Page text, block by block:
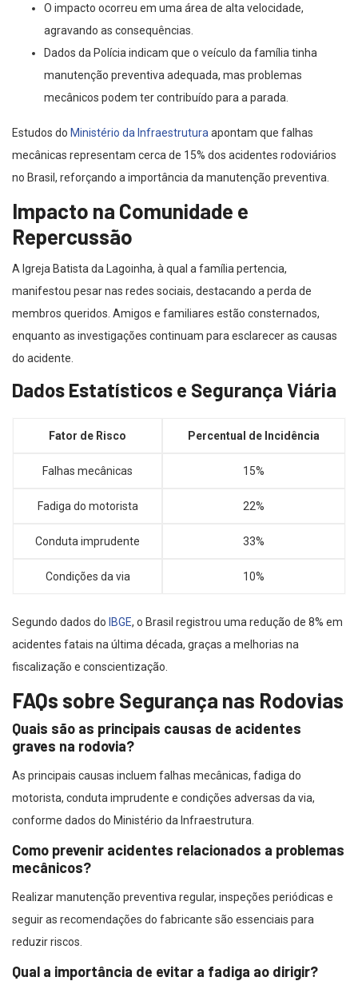
O impacto ocorreu em uma área de alta velocidade,
agravando as consequências.
Dados da Polícia indicam que o veículo da família tinha
manutenção preventiva adequada, mas problemas
mecânicos podem ter contribuído para a parada.
Estudos do Ministério da Infraestrutura apontam que falhas
mecânicas representam cerca de 15% dos acidentes rodoviários
no Brasil, reforçando a importância da manutenção preventiva.
Impacto na Comunidade e
Repercussão
A Igreja Batista da Lagoinha, à qual a família pertencia,
manifestou pesar nas redes sociais, destacando a perda de
membros queridos. Amigos e familiares estão consternados,
enquanto as investigações continuam para esclarecer as causas
do acidente.
Dados Estatísticos e Segurança Viária
Fator de Risco Percentual de Incidência
Falhas mecânicas 15%
Fadiga do motorista 22%
Conduta imprudente 33%
Condições da via 10%
Segundo dados do IBGE, o Brasil registrou uma redução de 8% em
acidentes fatais na última década, graças a melhorias na
fiscalização e conscientização.
FAQs sobre Segurança nas Rodovias
Quais são as principais causas de acidentes
graves na rodovia?
As principais causas incluem falhas mecânicas, fadiga do
motorista, conduta imprudente e condições adversas da via,
conforme dados do Ministério da Infraestrutura.
Como prevenir acidentes relacionados a problemas
mecânicos?
Realizar manutenção preventiva regular, inspeções periódicas e
seguir as recomendações do fabricante são essenciais para
reduzir riscos.
Qual a importância de evitar a fadiga ao dirigir?